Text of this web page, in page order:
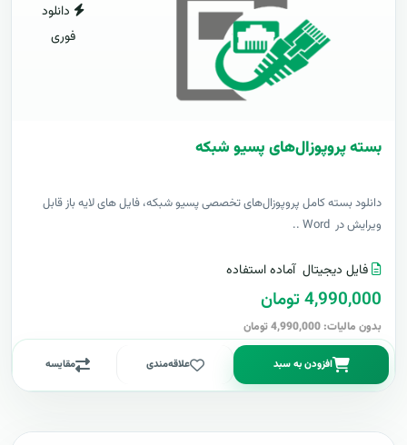
دانلود
فوری
بسته پروپوزال‌های پسیو شبکه
دانلود بسته کامل پروپوزال‌های تخصصی پسیو شبکه، فایل های لایه باز قابل
ویرایش در Word ..
فایل دیجیتال آماده استفاده
4,990,000 تومان
بدون مالیات: 4,990,000 تومان
افزودن به سبد علاقه‌مندی مقایسه